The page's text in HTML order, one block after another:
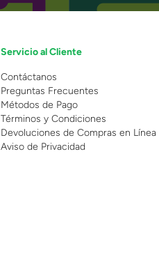
Servicio al Cliente
Contáctanos
Preguntas Frecuentes
Métodos de Pago
Términos y Condiciones
Devoluciones de Compras en Línea
Aviso de Privacidad